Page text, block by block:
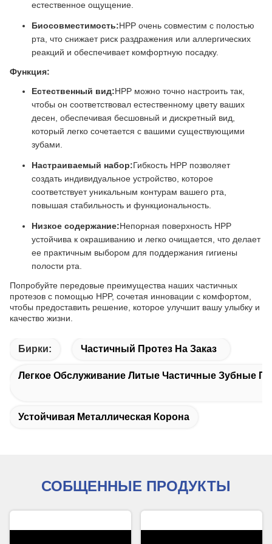
естественное ощущение.
Биосовместимость:HPP очень совместим с полостью
рта, что снижает риск раздражения или аллергических
реакций и обеспечивает комфортную посадку.
Функция:
Естественный вид:HPP можно точно настроить так,
чтобы он соответствовал естественному цвету ваших
десен, обеспечивая бесшовный и дискретный вид,
который легко сочетается с вашими существующими
зубами.
Настраиваемый набор:Гибкость HPP позволяет
создать индивидуальное устройство, которое
соответствует уникальным контурам вашего рта,
повышая стабильность и функциональность.
Низкое содержание:Непорная поверхность HPP
устойчива к окрашиванию и легко очищается, что делает
ее практичным выбором для поддержания гигиены
полости рта.
Попробуйте передовые преимущества наших частичных
протезов с помощью HPP, сочетая инновации с комфортом,
чтобы предоставить решение, которое улучшит вашу улыбку и
качество жизни.
Бирки: Частичный Протез На Заказ
Легкое Обслуживание Литые Частичные Зубные
Устойчивая Металлическая Корона
СОБЩЕННЫЕ ПРОДУКТЫ